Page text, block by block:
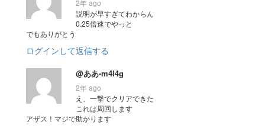
2年 ago
説明が早すぎてわからん
0.25倍速でやっと
でもありがとう
ログインして返信する
@ああ-m4l4g
2年 ago
え、一撃でクリアできた
これは周回します
アザス！マジで助かります